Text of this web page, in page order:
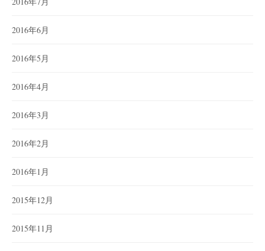
2016年6月
2016年5月
2016年4月
2016年3月
2016年2月
2016年1月
2015年12月
2015年11月